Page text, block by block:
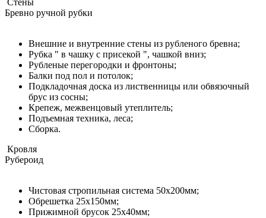
Стены
Бревно ручной рубки
Внешние и внутренние стены из рубленого бревна;
Рубка " в чашку с присекой ", чашкой вниз;
Рубленые перегородки и фронтоны;
Балки под пол и потолок;
Подкладочная доска из лиственницы или обвязочный
брус из сосны;
Крепеж, межвенцовый утеплитель;
Подъемная техника, леса;
Сборка.
Кровля
Рубероид
Чистовая стропильная система 50х200мм;
Обрешетка 25х150мм;
Прижимной брусок 25х40мм;